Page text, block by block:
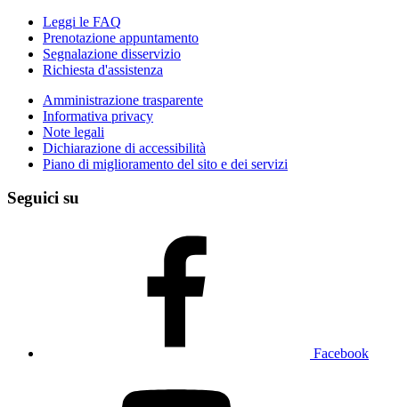
Leggi le FAQ
Prenotazione appuntamento
Segnalazione disservizio
Richiesta d'assistenza
Amministrazione trasparente
Informativa privacy
Note legali
Dichiarazione di accessibilità
Piano di miglioramento del sito e dei servizi
Seguici su
Facebook